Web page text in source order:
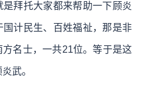
拜托大家都来帮助一下顾炎
计民生、百姓福祉，那是非
名士，一共21位。等于是这
武。